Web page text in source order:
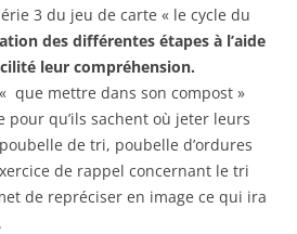
3 du jeu de carte « le cycle du
des différentes étapes à l’aide
leur compréhension.
que mettre dans son compost »
pour qu’ils sachent où jeter leurs
de tri, poubelle d’ordures
de rappel concernant le tri
de repréciser en image ce qui ira